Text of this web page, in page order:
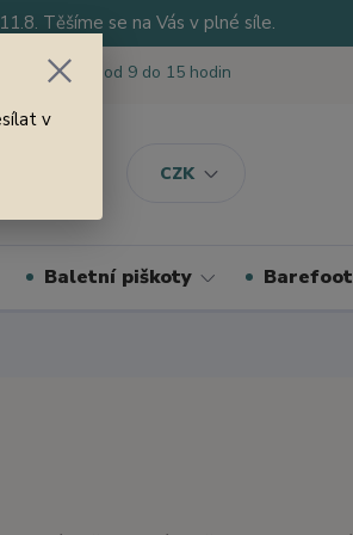
Těšíme se na Vás v plné síle.
CZK
tu pro Vás od 9 do 15 hodin
Baletní piškoty Barefoot
v